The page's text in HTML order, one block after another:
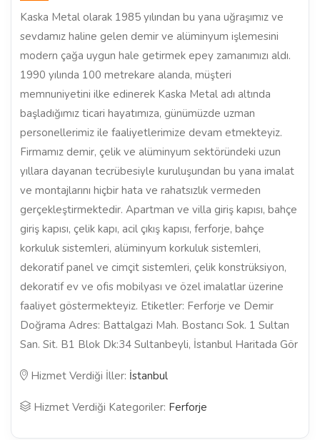
Kaska Metal olarak 1985 yılından bu yana uğraşımız ve
sevdamız haline gelen demir ve alüminyum işlemesini
modern çağa uygun hale getirmek epey zamanımızı aldı.
1990 yılında 100 metrekare alanda, müşteri
memnuniyetini ilke edinerek Kaska Metal adı altında
başladığımız ticari hayatımıza, günümüzde uzman
personellerimiz ile faaliyetlerimize devam etmekteyiz.
Firmamız demir, çelik ve alüminyum sektöründeki uzun
yıllara dayanan tecrübesiyle kuruluşundan bu yana imalat
ve montajlarını hiçbir hata ve rahatsızlık vermeden
gerçekleştirmektedir. Apartman ve villa giriş kapısı, bahçe
giriş kapısı, çelik kapı, acil çıkış kapısı, ferforje, bahçe
korkuluk sistemleri, alüminyum korkuluk sistemleri,
dekoratif panel ve cimçit sistemleri, çelik konstrüksiyon,
dekoratif ev ve ofis mobilyası ve özel imalatlar üzerine
faaliyet göstermekteyiz. Etiketler: Ferforje ve Demir
Doğrama Adres: Battalgazi Mah. Bostancı Sok. 1 Sultan
San. Sit. B1 Blok Dk:34 Sultanbeyli, İstanbul Haritada Gör
Hizmet Verdiği İller: İstanbul
Hizmet Verdiği Kategoriler: Ferforje